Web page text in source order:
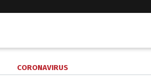
CORONAVIRUS